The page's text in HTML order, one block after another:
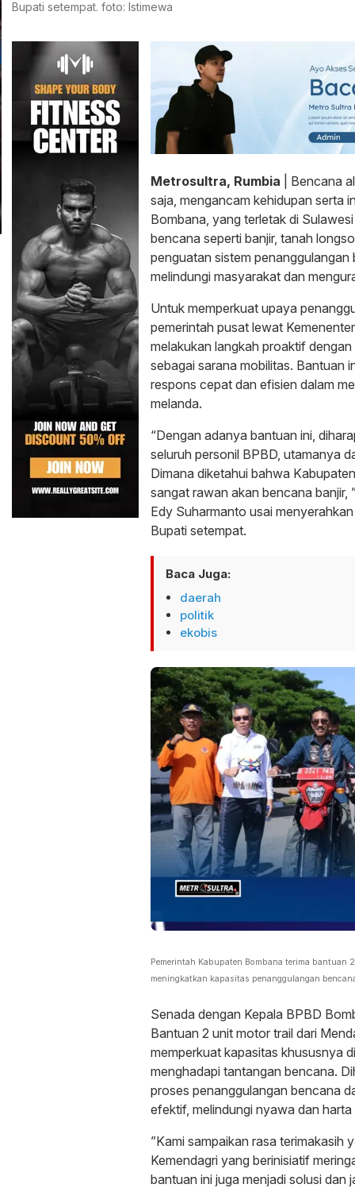
Bupati setempat. foto: Istimewa
Metrosultra, Rumbia
| Bencana
saja, mengancam kehidupan serta
Bombana, yang terletak di
bencana seperti banjir, tanah
penguatan sistem
melindungi masyarakat dan
Untuk memperkuat upaya
pemerintah pusat lewat
melakukan langkah proaktif
sebagai sarana mobilitas. Bantuan
respons cepat dan efisien dalam
melanda.
“Dengan adanya bantuan ini,
seluruh personil BPBD, utamanya
Dimana diketahui bahwa
sangat rawan akan bencana
Edy Suharmanto usai
Bupati setempat.
Baca Juga:
daerah
politik
ekobis
Pemerintah Kabupaten Bombana terima bantuan
meningkatkan kapasitas penanggulangan
Senada dengan Kepala BPBD
Bantuan 2 unit motor trail dari
memperkuat kapasitas khususnya
menghadapi tantangan bencana.
proses penanggulangan bencana
efektif, melindungi nyawa dan
”Kami sampaikan rasa terimakasih
Kemendagri yang berinisiatif
bantuan ini juga menjadi solusi